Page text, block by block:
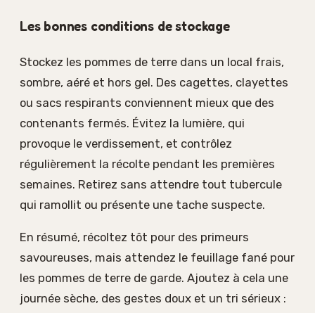
Les bonnes conditions de stockage
Stockez les pommes de terre dans un local frais,
sombre, aéré et hors gel. Des cagettes, clayettes
ou sacs respirants conviennent mieux que des
contenants fermés. Évitez la lumière, qui
provoque le verdissement, et contrôlez
régulièrement la récolte pendant les premières
semaines. Retirez sans attendre tout tubercule
qui ramollit ou présente une tache suspecte.
En résumé, récoltez tôt pour des primeurs
savoureuses, mais attendez le feuillage fané pour
les pommes de terre de garde. Ajoutez à cela une
journée sèche, des gestes doux et un tri sérieux :